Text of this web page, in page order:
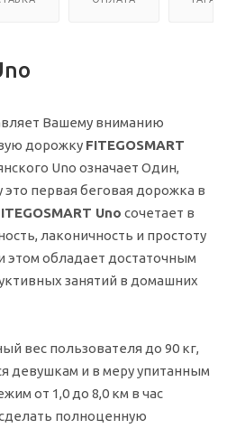
Вашему вниманию
дорожку FITEGOSMART
Uno означает Один,
первая беговая дорожка в
Uno сочетает в
лаконичность и простоту
этом обладает достаточным
занятий в домашних
вес пользователя до 90 кг,
девушкам и в меру упитанным
от 1,0 до 8,0 км в час
полноценную